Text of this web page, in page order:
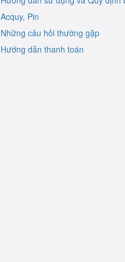
Acquy, Pin
Những câu hỏi thường gặp
Hướng dẫn thanh toán